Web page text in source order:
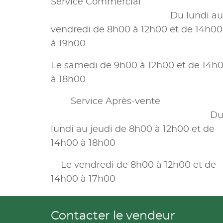
Service Commercial
Du lundi au
vendredi de 8h00 à 12h00 et de 14h00
à 19h00
Le samedi de 9h00 à 12h00 et de
à 18h00
Service Après-vente
Du
lundi au jeudi de 8h00 à 12h00 et de
14h00 à 18h00
Le vendredi de 8h00 à 12h00 et de
14h00 à 17h00
Contacter le vendeur